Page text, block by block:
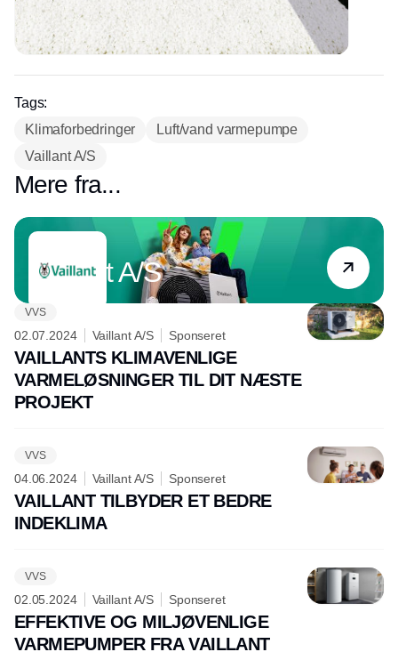
Tags:
Klimaforbedringer
Luft/vand varmepumpe
Vaillant A/S
Mere fra...
Vaillant A/S
VVS
02.07.2024 Vaillant A/S Sponseret
VAILLANTS KLIMAVENLIGE
VARMELØSNINGER TIL DIT NÆSTE
PROJEKT
VVS
04.06.2024 Vaillant A/S Sponseret
VAILLANT TILBYDER ET BEDRE
INDEKLIMA
VVS
02.05.2024 Vaillant A/S Sponseret
EFFEKTIVE OG MILJØVENLIGE
VARMEPUMPER FRA VAILLANT